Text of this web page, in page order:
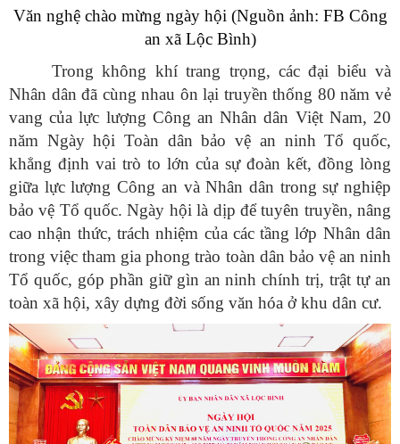
Văn nghệ chào mừng ngày hội (Nguồn ảnh: FB Công
an xã Lộc Bình)
Trong không khí trang trọng, các đại biểu và
Nhân dân đã cùng nhau ôn lại truyền thống 80 năm vẻ
vang của lực lượng Công an Nhân dân Việt Nam, 20
năm Ngày hội Toàn dân bảo vệ an ninh Tổ quốc,
khẳng định vai trò to lớn của sự đoàn kết, đồng lòng
giữa lực lượng Công an và Nhân dân trong sự nghiệp
bảo vệ Tổ quốc. Ngày hội là dịp để tuyên truyền, nâng
cao nhận thức, trách nhiệm của các tầng lớp Nhân dân
trong việc tham gia phong trào toàn dân bảo vệ an ninh
Tổ quốc, góp phần giữ gìn an ninh chính trị, trật tự an
toàn xã hội, xây dựng đời sống văn hóa ở khu dân cư.